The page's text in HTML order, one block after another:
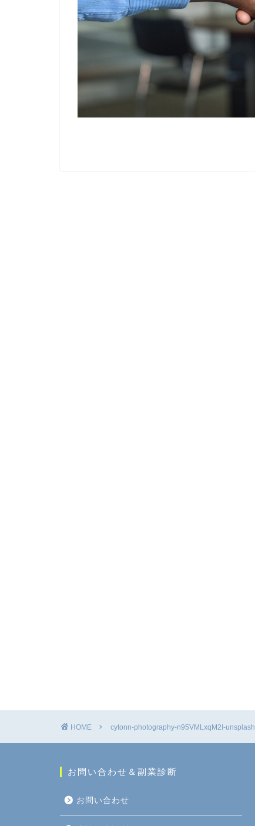
HOME cytonn-photography-n95VMLxqM2I-unsplash
お問い合わせ＆副業診断
お問い合わせ